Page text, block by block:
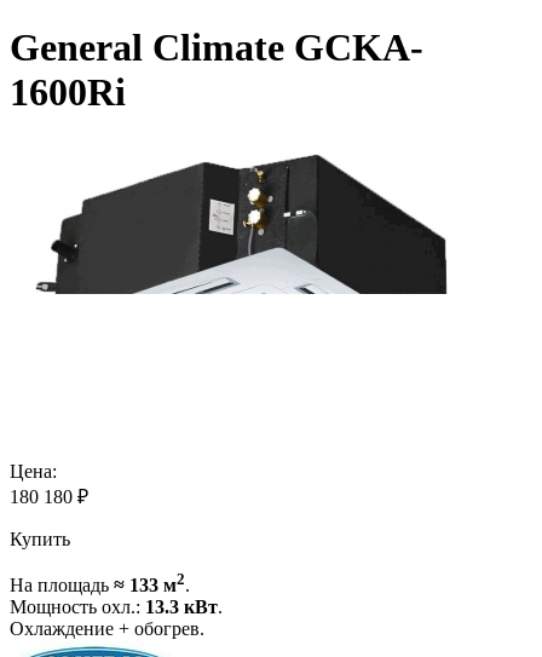
General Climate GCKA-
1600Ri
Цена:
180 180 ₽
Купить
На площадь ≈ 133 м2.
Мощность охл.: 13.3 кВт.
Охлаждение + обогрев.